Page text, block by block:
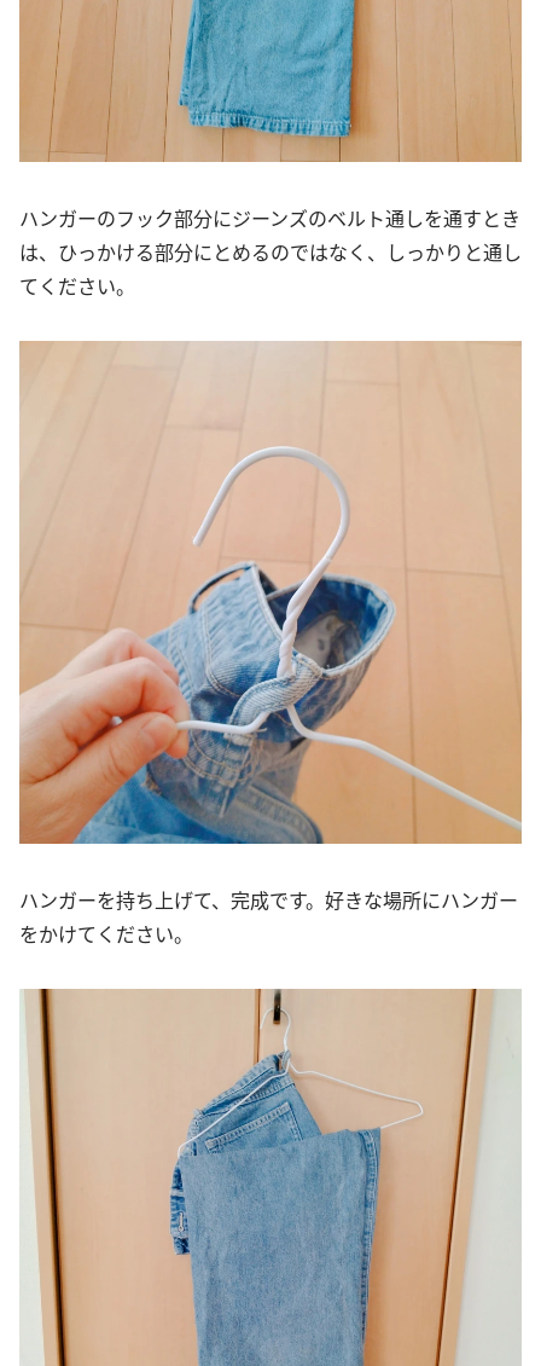
ハンガーのフック部分にジーンズのベルト通しを通すとき
は、ひっかける部分にとめるのではなく、しっかりと通し
てください。
ハンガーを持ち上げて、完成です。好きな場所にハンガー
をかけてください。